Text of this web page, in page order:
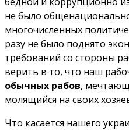
не было
многочисленных
разу не было поднято
требований со стороны
верить в то, что наш
обычных рабов,
молящийся на своих
Что касается нашего